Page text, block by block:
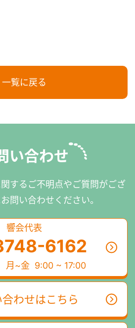
一覧に戻る
い合わせ
するご不明点やご質問がござ
問い合わせください。
響会代表
6162
月~金 9:00 ~ 17:00
わせはこちら